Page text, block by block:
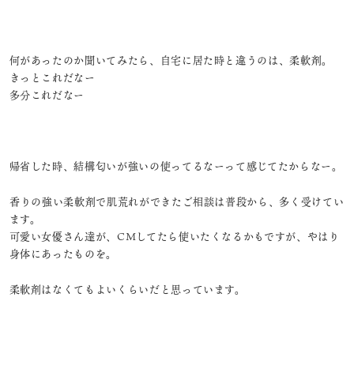
何があったのか聞いてみたら、自宅に居た時と違うのは、柔軟剤。
きっとこれだなー
多分これだなー
帰省した時、結構匂いが強いの使ってるなーって感じてたからなー。
⁡香りの強い柔軟剤で肌荒れができたご相談は普段から、多く受けてい
ます。
可愛い女優さん達が、CMしてたら使いたくなるかもですが、やはり
身体にあったものを。
柔軟剤はなくてもよいくらいだと思っています。